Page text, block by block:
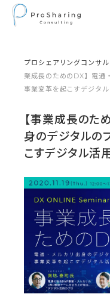
プロシェアリングコンサ
業成長のためのDX】電通
事業変革を起こすデジタ
【事業成長のた
身のデジタルの
こすデジタル活